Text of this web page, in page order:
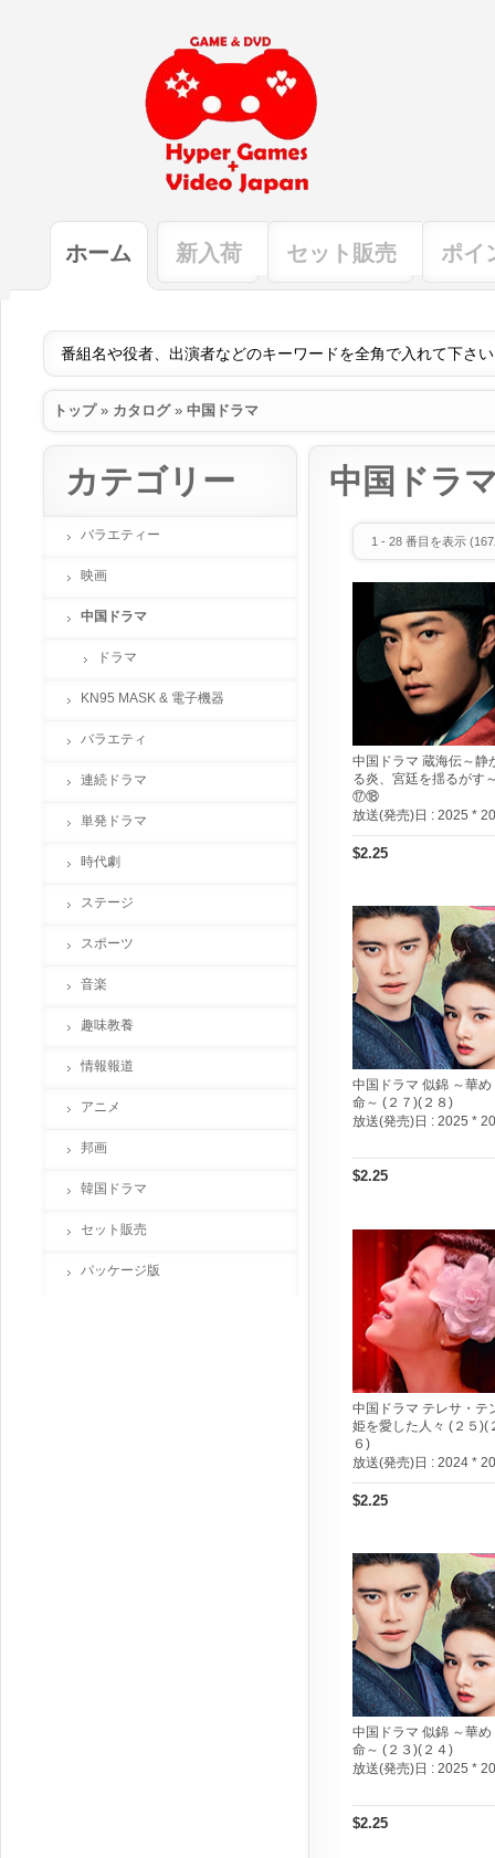
ホーム 新入荷 セット販売 ポイ
トップ» カタログ» 中国ドラマ
中国ドラ
1 - 28 番目を表示 (
中国ドラマ 蔵海伝～静
る炎、宮廷を揺るがす
⑰⑱
放送(発売)日 : 2025 *
$2.25
中国ドラマ 似錦 ～華め
命～ (２７)(２８)
放送(発売)日 : 2025 *
$2.25
中国ドラマ テレサ・テ
姫を愛した人々 (２５)(
６)
放送(発売)日 : 2024 *
$2.25
中国ドラマ 似錦 ～華め
命～ (２３)(２４)
放送(発売)日 : 2025 *
$2.25
カテゴリー
バラエティー
映画
中国ドラマ
ドラマ
KN95 MASK & 電子機器
バラエティ
連続ドラマ
単発ドラマ
時代劇
ステージ
スポーツ
音楽
趣味教養
情報報道
アニメ
邦画
韓国ドラマ
セット販売
パッケージ版